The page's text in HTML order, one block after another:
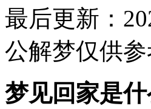
最后更新：
公解梦仅供
梦见回家是